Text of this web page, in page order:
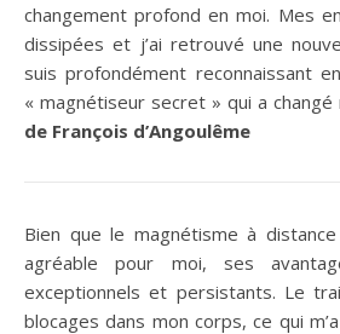
changement profond en moi. Mes
dissipées et j’ai retrouvé une
suis profondément reconnaissant
« magnétiseur secret » qui a changé
de François d’Angoulême
Bien que le magnétisme à
agréable pour moi, ses
exceptionnels et persistants. Le
blocages dans mon corps, ce qui